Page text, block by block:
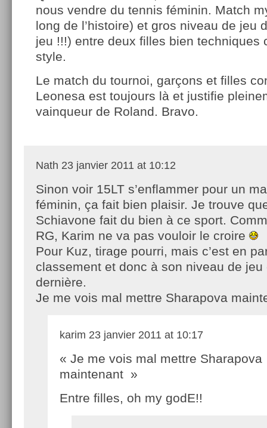
nous vendre du tennis féminin. Match
long de l’histoire) et gros niveau de jeu
jeu !!!) entre deux filles bien techniques
style.
Le match du tournoi, garçons et filles
Leonesa est toujours là et justifie
vainqueur de Roland. Bravo.
Nath 23 janvier 2011 at 10:12
Sinon voir 15LT s’enflammer pour un
féminin, ça fait bien plaisir. Je trouve
Schiavone fait du bien à ce sport.
RG, Karim ne va pas vouloir le croire
Pour Kuz, tirage pourri, mais c’est en
classement et donc à son niveau de
dernière.
Je me vois mal mettre Sharapova
karim 23 janvier 2011 at 10:17
« Je me vois mal mettre Sharapova
maintenant »
Entre filles, oh my godE!!